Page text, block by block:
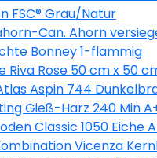
FSC® Grau/Natur
Can. Ahorn
Bonney 1-flammig
Riva Rose 50 cm x 50
Aspin 744
Gieß-Harz 240 Min
Classic 1050 Eiche
Vicenza